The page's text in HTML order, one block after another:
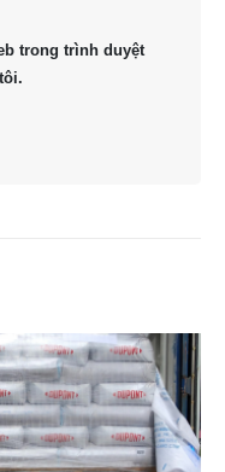
trong trình duyệt